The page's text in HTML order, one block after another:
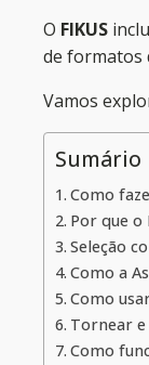
O FIKUS
de formatos
Vamos
Sumário
Como
Por que o
Seleção
Como a
Como
Tornear e
Como